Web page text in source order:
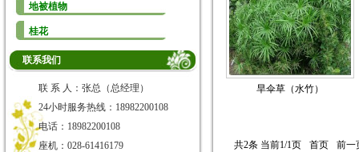
地被植物
桂花
联系我们
联 系 人：张总（总经理）
24小时服务热线：18982200108
电话：18982200108
座机：028-61416179
旱伞草（水竹）
共2条 当前1/1页 首页 前一